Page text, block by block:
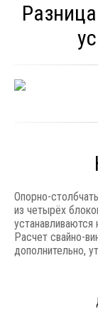
Опорно-
из четырёх
устанавливаются
Расчет свайно-
дополнительно,